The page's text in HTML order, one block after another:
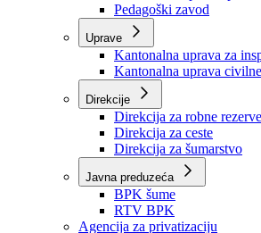
Zavod zdravstvenog
Zavod za javno zdravstvo
Zavod za besplatnu
Pedagoški zavod
Kantonalna uprava za
Kantonalna uprava civilne
Direkcije
Direkcija za robne rezerve
Direkcija za ceste
Direkcija za šumarstvo
Javna preduzeća